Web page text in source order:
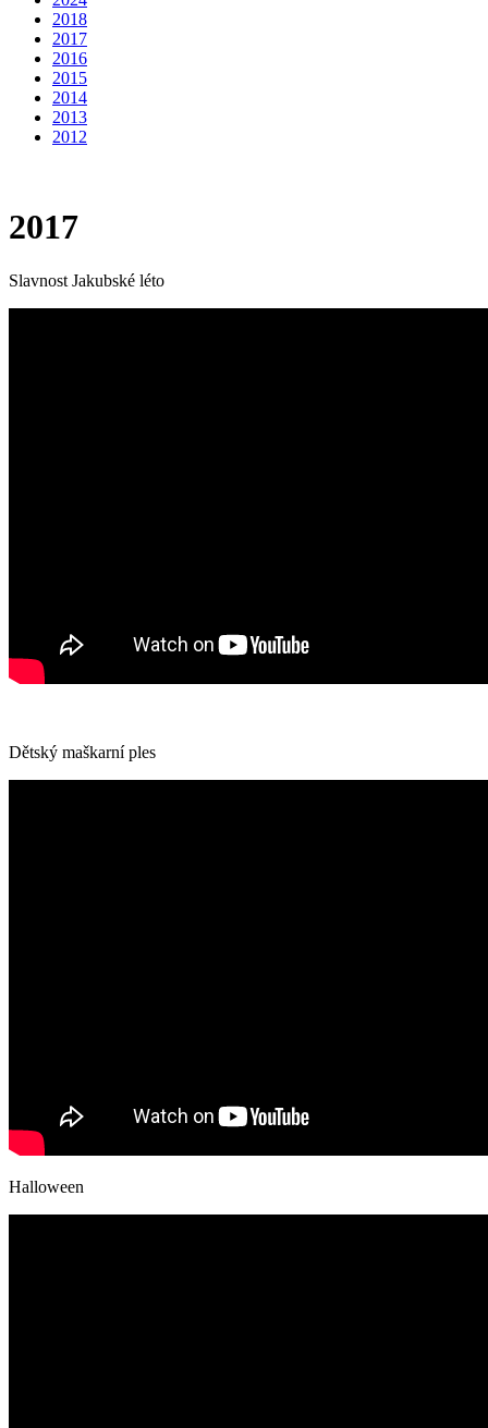
2018
2017
2016
2015
2014
2013
2012
2017
Slavnost Jakubské léto
Dětský maškarní ples
Halloween